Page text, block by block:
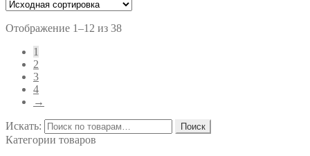
Отображение 1–12 из 38
1
2
3
4
→
Искать: Поиск
Категории товаров